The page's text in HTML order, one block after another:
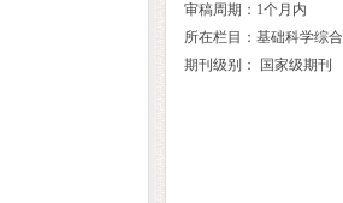
审稿周期：1个月内
所在栏目：基础科学综合
期刊级别： 国家级期刊